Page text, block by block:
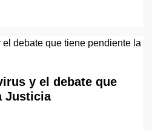
y el debate que
Justicia